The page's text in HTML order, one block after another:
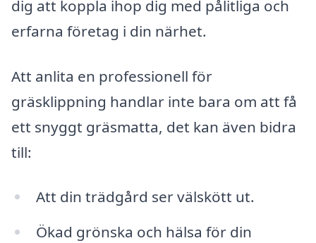
dig att koppla ihop dig med pålitliga och
erfarna företag i din närhet.
Att anlita en professionell för
gräsklippning handlar inte bara om att få
ett snyggt gräsmatta, det kan även bidra
till:
Att din trädgård ser välskött ut.
Ökad grönska och hälsa för din